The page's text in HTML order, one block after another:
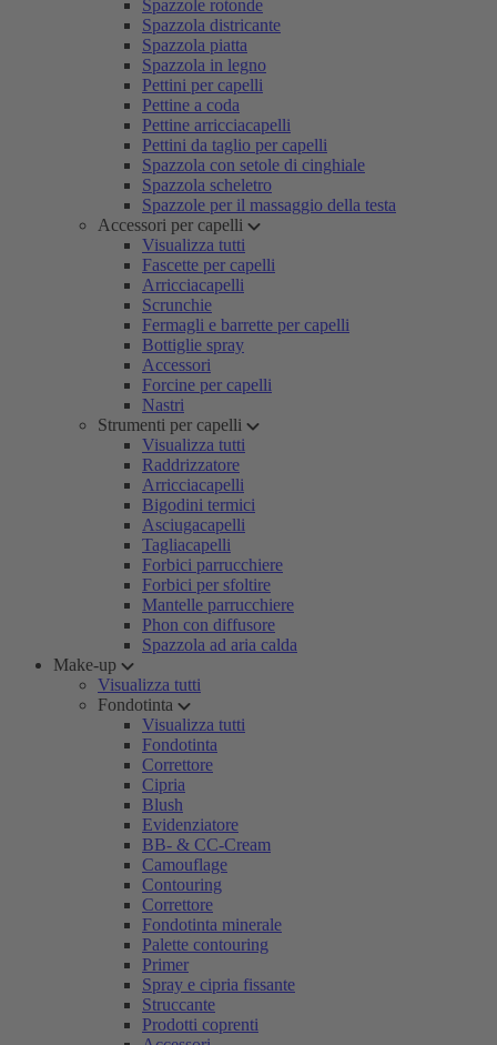
Spazzole rotonde
Spazzola districante
Spazzola piatta
Spazzola in legno
Pettini per capelli
Pettine a coda
Pettine arricciacapelli
Pettini da taglio per capelli
Spazzola con setole di cinghiale
Spazzola scheletro
Spazzole per il massaggio della testa
Accessori per capelli
Visualizza tutti
Fascette per capelli
Arricciacapelli
Scrunchie
Fermagli e barrette per capelli
Bottiglie spray
Accessori
Forcine per capelli
Nastri
Strumenti per capelli
Visualizza tutti
Raddrizzatore
Arricciacapelli
Bigodini termici
Asciugacapelli
Tagliacapelli
Forbici parrucchiere
Forbici per sfoltire
Mantelle parrucchiere
Phon con diffusore
Spazzola ad aria calda
Make-up
Visualizza tutti
Fondotinta
Visualizza tutti
Fondotinta
Correttore
Cipria
Blush
Evidenziatore
BB- & CC-Cream
Camouflage
Contouring
Correttore
Fondotinta minerale
Palette contouring
Primer
Spray e cipria fissante
Struccante
Prodotti coprenti